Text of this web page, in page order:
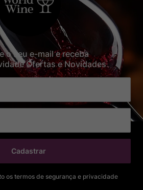
o seu e-mail e receba
Ofertas e Novidades
Cadastrar
os termos de segurança e privacidade